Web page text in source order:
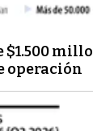
$1.500
operación